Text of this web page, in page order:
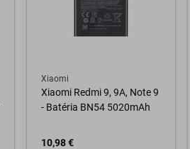
Xiaomi
Xiaomi Redmi 9, 9A, Note 9
- Batéria BN54 5020mAh
10,98 €